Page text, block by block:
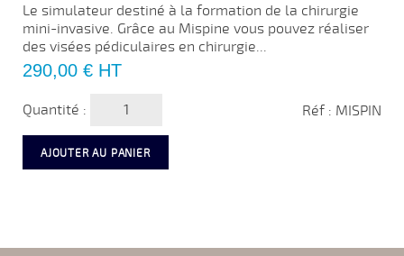
Le simulateur destiné à la formation de la chirurgie
mini-invasive. Grâce au Mispine vous pouvez réaliser
des visées pédiculaires en chirurgie...
Prix
290,00 € HT
Quantité : Réf : MISPIN
AJOUTER AU PANIER